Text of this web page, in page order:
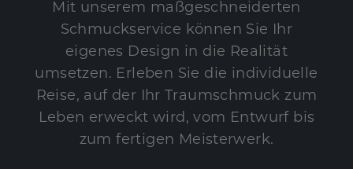
Mit unserem maßgeschneiderten
Schmuckservice können Sie Ihr
eigenes Design in die Realität
umsetzen. Erleben Sie die individuelle
Reise, auf der Ihr Traumschmuck zum
Leben erweckt wird, vom Entwurf bis
zum fertigen Meisterwerk.